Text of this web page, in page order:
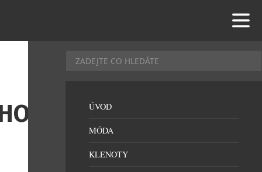
ÚVOD
MÓDA
KLENOTY